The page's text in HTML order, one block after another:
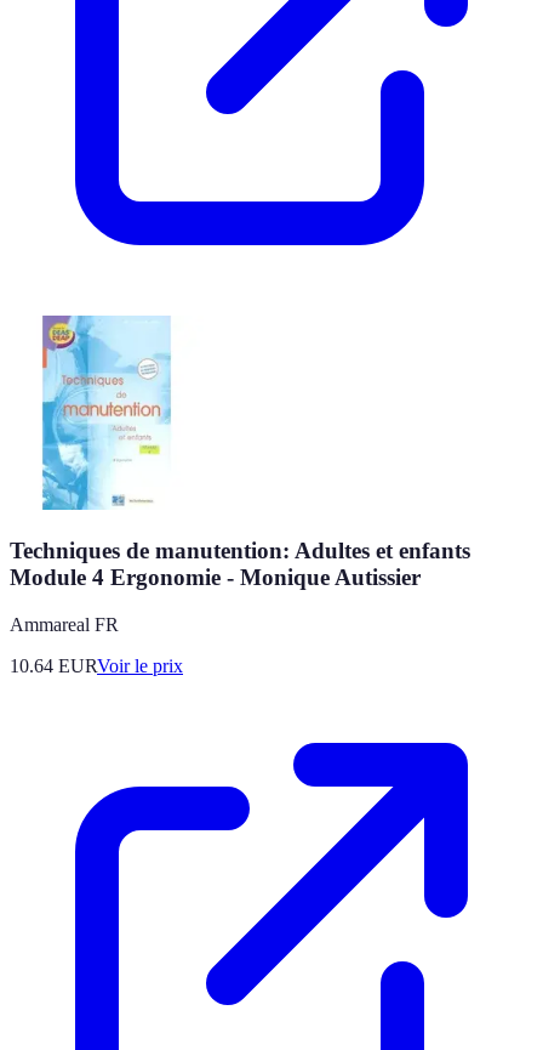
Techniques de manutention: Adultes et enfants
Module 4 Ergonomie - Monique Autissier
Ammareal FR
10.64 EURVoir le prix